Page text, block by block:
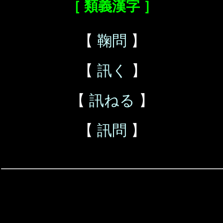
［ 類義漢字 ］
【 鞠問 】
【 訊く
】
【 訊ねる 】
【 訊問 】